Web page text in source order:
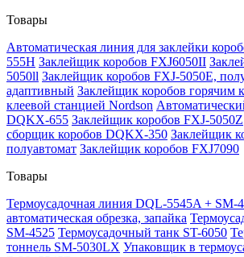
Товары
Автоматическая линия для заклейки
555H Заклейщик коробов FXJ6050II
5050ll Заклейщик коробов FXJ-5050E,
адаптивный Заклейщик коробов горячим
клеевой станцией Nordson
DQKX-655 Заклейщик коробов FXJ-5050Z
сборщик коробов DQKX-350 Заклейщик
полуавтомат Заклейщик коробов FXJ7090
Товары
Термоусадочная линия DQL-5545A + SM-
автоматическая обрезка, запайка
SM-4525 Термоусадочный танк ST-6050
тоннель SM-5030LX Упаковщик в